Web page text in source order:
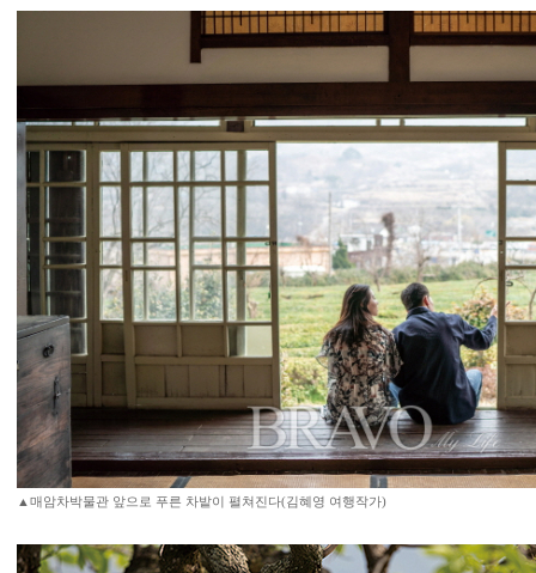
▲매암차박물관 앞으로 푸른 차밭이 펼쳐진다(김혜영 여행작가)